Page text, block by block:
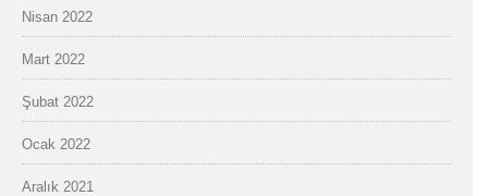
Nisan 2022
Mart 2022
Şubat 2022
Ocak 2022
Aralık 2021